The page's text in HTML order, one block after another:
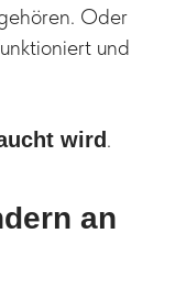
Oder
und
wird.
an